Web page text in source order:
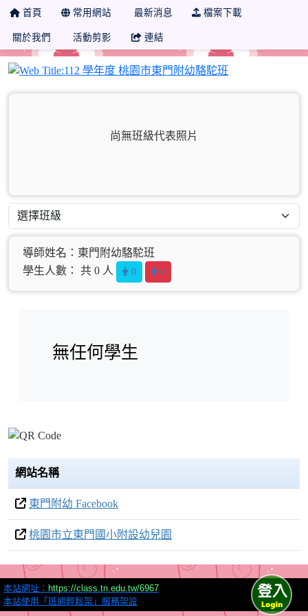
首頁 常用網站 最新消息 檔案下載
關於我們 活動剪影 連結
尚無班級代表照片
導師姓名：東門附幼駱駝班
學生人數： 共 0 人
0 0
無任何學生
網站名稱
東門附幼 Facebook
桃園市立東門國小附設幼兒園
本站網址： https://class.tn.edu.tw/6967
本站使用「班網輕鬆架」服務架設